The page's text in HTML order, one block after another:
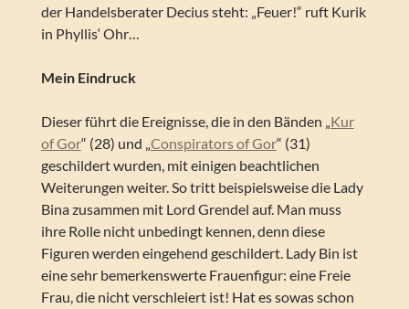
der Handelsberater Decius steht: „Feuer!“ ruft Kurik
in Phyllis‘ Ohr…
Mein Eindruck
Dieser führt die Ereignisse, die in den Bänden „Kur
of Gor“ (28) und „Conspirators of Gor“ (31)
geschildert wurden, mit einigen beachtlichen
Weiterungen weiter. So tritt beispielsweise die Lady
Bina zusammen mit Lord Grendel auf. Man muss
ihre Rolle nicht unbedingt kennen, denn diese
Figuren werden eingehend geschildert. Lady Bin ist
eine sehr bemerkenswerte Frauenfigur: eine Freie
Frau, die nicht verschleiert ist! Hat es sowas schon